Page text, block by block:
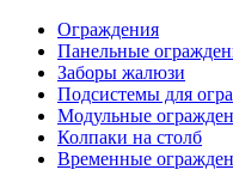
Ограждения
Панельные
Заборы жалюзи
Подсистемы для
Модульные
Колпаки на столб
Временные